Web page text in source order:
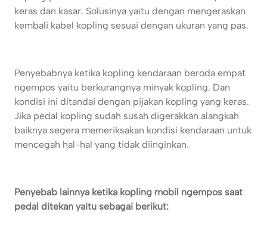
keras dan kasar. Solusinya yaitu dengan mengeraskan
kembali kabel kopling sesuai dengan ukuran yang pas.
Penyebabnya ketika kopling kendaraan beroda empat
ngempos yaitu berkurangnya minyak kopling. Dan
kondisi ini ditandai dengan pijakan kopling yang keras.
Jika pedal kopling sudah susah digerakkan alangkah
baiknya segera memeriksakan kondisi kendaraan untuk
mencegah hal-hal yang tidak diinginkan.
Penyebab lainnya ketika kopling mobil ngempos saat
pedal ditekan yaitu sebagai berikut: